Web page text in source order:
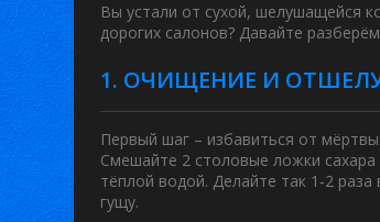
Вы устали от сухой, шелушащейся
дорогих салонов? Давайте
1. ОЧИЩЕНИЕ И
Первый шаг – избавиться от
Смешайте 2 столовые ложки
тёплой водой. Делайте так 1‑2
гущу.